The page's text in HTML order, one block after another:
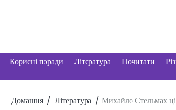
Корисні поради Література Почитати
Домашня Література Михайло Стельмах